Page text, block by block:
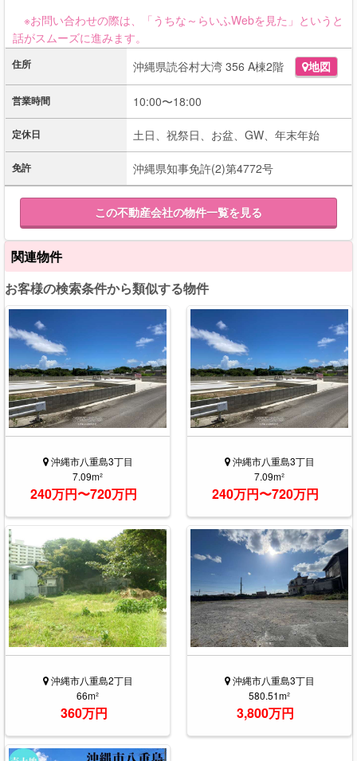
※お問い合わせの際は、「うちな～らいふWebを見た」というと
話がスムーズに進みます。
住所 沖縄県読谷村大湾 356 A棟2階 地図
営業時間 10:00〜18:00
定休日 土日、祝祭日、お盆、GW、年末年始
免許 沖縄県知事免許(2)第4772号
この不動産会社の物件一覧を見る
関連物件
お客様の検索条件から類似する物件
沖縄市八重島3丁目
7.09m²
240万円〜720万円
沖縄市八重島3丁目
7.09m²
240万円〜720万円
沖縄市八重島2丁目
66m²
360万円
沖縄市八重島3丁目
580.51m²
3,800万円